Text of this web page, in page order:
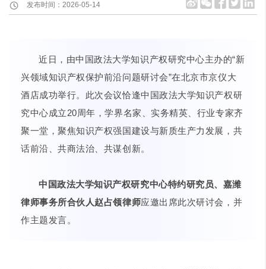
发布时间：2026-05-14
近日，由中国政法大学知识产权研究中心主办的“新
兴领域知识产权保护前沿问题研讨会”在北京市京仪大
酒店成功举行。此次会议恰逢中国政法大学知识产权研
究中心成立20周年，学界名家、实务精英、行业专家齐
聚一堂，聚焦知识产权强国建设与新质生产力发展，共
话前沿、共商法治、共谋创新。
中国政法大学知识产权研究中心特约研究员、嘉潍
律师事务所合伙人赵占领律师应邀出席此次研讨会，并
作主题发言。